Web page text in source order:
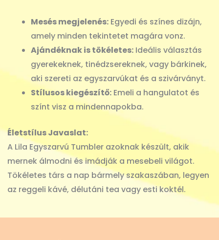
Mesés megjelenés: Egyedi és színes dizájn,
amely minden tekintetet magára vonz.
Ajándéknak is tökéletes: Ideális választás
gyerekeknek, tinédzsereknek, vagy bárkinek,
aki szereti az egyszarvúkat és a szivárványt.
Stílusos kiegészítő: Emeli a hangulatot és
színt visz a mindennapokba.
Életstílus Javaslat:
A Lila Egyszarvú Tumbler azoknak készült, akik
mernek álmodni és imádják a mesebeli világot.
Tökéletes társ a nap bármely szakaszában, legyen
az reggeli kávé, délutáni tea vagy esti koktél.